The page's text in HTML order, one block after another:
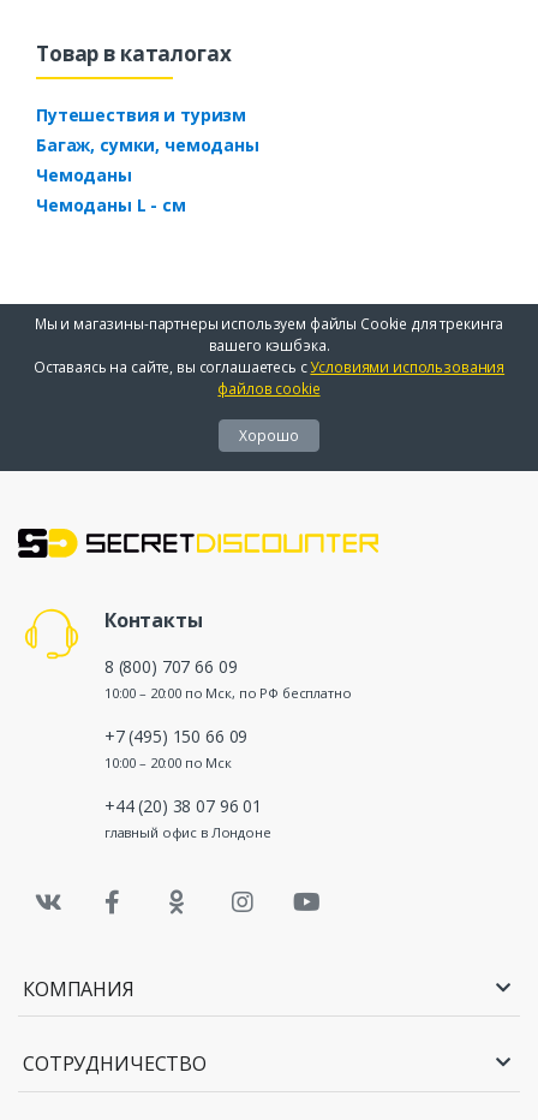
Товар в каталогах
Путешествия и туризм
Багаж, сумки, чемоданы
Чемоданы
Чемоданы L - см
Мы и магазины-партнеры используем файлы Cookie для трекинга
вашего кэшбэка.
Оставаясь на сайте, вы соглашаетесь сУсловиями использования
файлов cookie
Хорошо
Контакты
8 (800) 707 66 09
10:00 – 20:00 по Мск, по РФ бесплатно
+7 (495) 150 66 09
10:00 – 20:00 по Мск
+44 (20) 38 07 96 01
главный офис в Лондоне
КОМПАНИЯ
СОТРУДНИЧЕСТВО